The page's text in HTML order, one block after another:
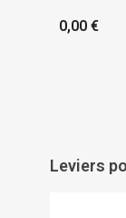
0,00 €